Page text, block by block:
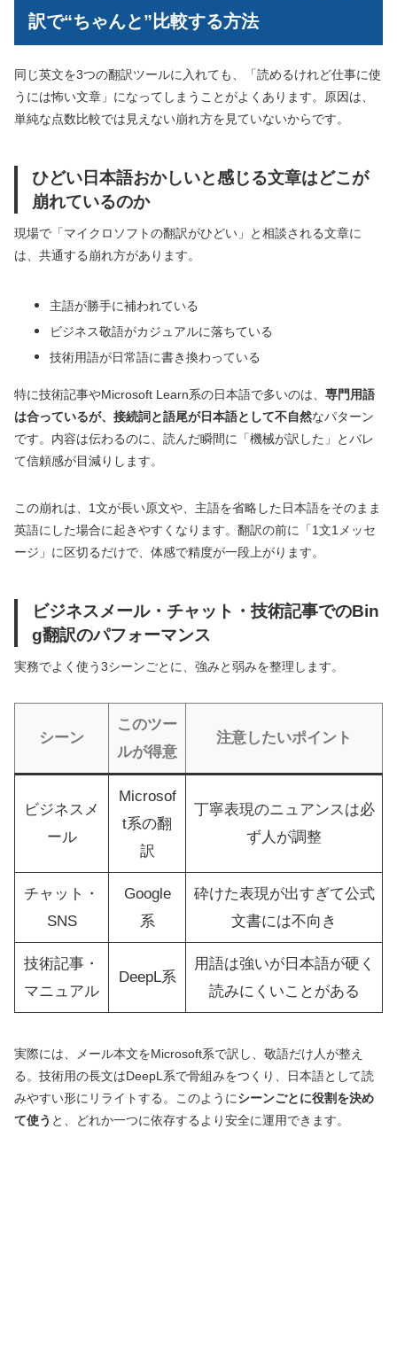
訳で“ちゃんと”比較する方法
同じ英文を3つの翻訳ツールに入れても、「読めるけれど仕事に使
うには怖い文章」になってしまうことがよくあります。原因は、
単純な点数比較では見えない崩れ方を見ていないからです。
ひどい日本語おかしいと感じる文章はどこが
崩れているのか
現場で「マイクロソフトの翻訳がひどい」と相談される文章に
は、共通する崩れ方があります。
主語が勝手に補われている
ビジネス敬語がカジュアルに落ちている
技術用語が日常語に書き換わっている
特に技術記事やMicrosoft Learn系の日本語で多いのは、 専門用語
は合っているが、接続詞と語尾が日本語として不自然なパターン
です。内容は伝わるのに、読んだ瞬間に「機械が訳した」とバレ
て信頼感が目減りします。
この崩れは、1文が長い原文や、主語を省略した日本語をそのまま
英語にした場合に起きやすくなります。翻訳の前に「1文1メッセ
ージ」に区切るだけで、体感で精度が一段上がります。
ビジネスメール・チャット・技術記事でのBin
g翻訳のパフォーマンス
実務でよく使う3シーンごとに、強みと弱みを整理します。
シーン
このツー
ルが得意
注意したいポイント
ビジネスメ
ール
Microsof
t系の翻
訳
丁寧表現のニュアンスは必
ず人が調整
チャット・
SNS
Google
系
砕けた表現が出すぎて公式
文書には不向き
技術記事・
マニュアル
DeepL系
用語は強いが日本語が硬く
読みにくいことがある
実際には、メール本文をMicrosoft系で訳し、敬語だけ人が整え
る。技術用の長文はDeepL系で骨組みをつくり、日本語として読
みやすい形にリライトする。このようにシーンごとに役割を決め
て使う と、どれか一つに依存するより安全に運用できます。